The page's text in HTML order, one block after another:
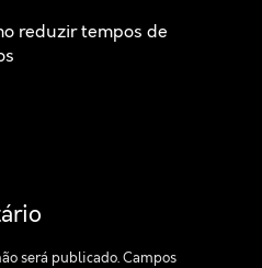
reduzir tempos de
será publicado.Campos